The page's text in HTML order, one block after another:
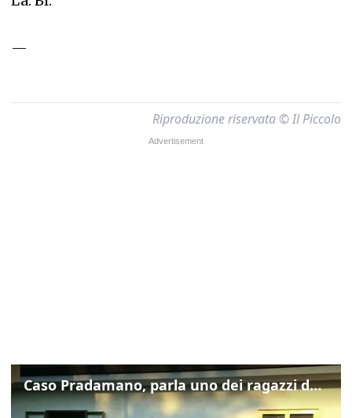
—
Riproduzione riservata © Il Piccolo
Caso Pradamano, parla uno dei ragazzi denunciati per la limonata: "Volevo anche aiutare i miei"